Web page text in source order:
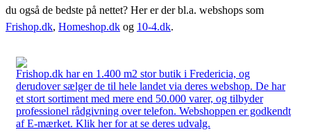
du også de bedste på nettet? Her er der bl.a. webshops som
Frishop.dk, Homeshop.dk og 10-4.dk.
Frishop.dk har en 1.400 m2 stor butik i Fredericia, og
derudover sælger de til hele landet via deres webshop. De har
et stort sortiment med mere end 50.000 varer, og tilbyder
professionel rådgivning over telefon. Webshoppen er godkendt
af E-mærket. Klik her for at se deres udvalg.